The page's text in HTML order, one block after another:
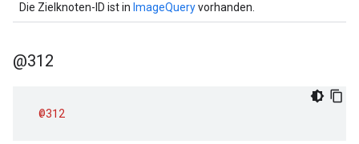
Die Zielknoten-ID ist in ImageQueryvorhanden.
@312
@312